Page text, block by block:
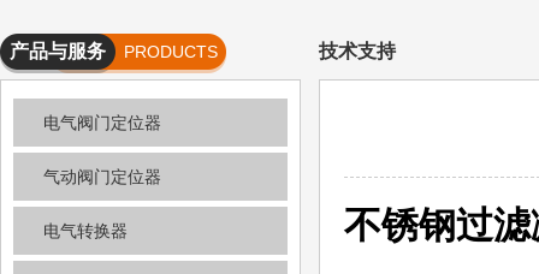
产品与服务
PRODUCTS
SERVICES
电气阀门定位器
气动阀门定位器
电气转换器
技术支持
不锈钢过